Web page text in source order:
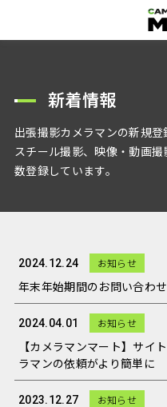
新着情報
出張撮影カメラマンの新規登
スチール撮影、映像・動画
数登録しています。
2024.12.24 お知らせ
年末年始期間のお問い合わ
2024.04.01 お知らせ
【カメラマンマート】サイ
ラマンの依頼がより簡単に
2023.12.27 お知らせ